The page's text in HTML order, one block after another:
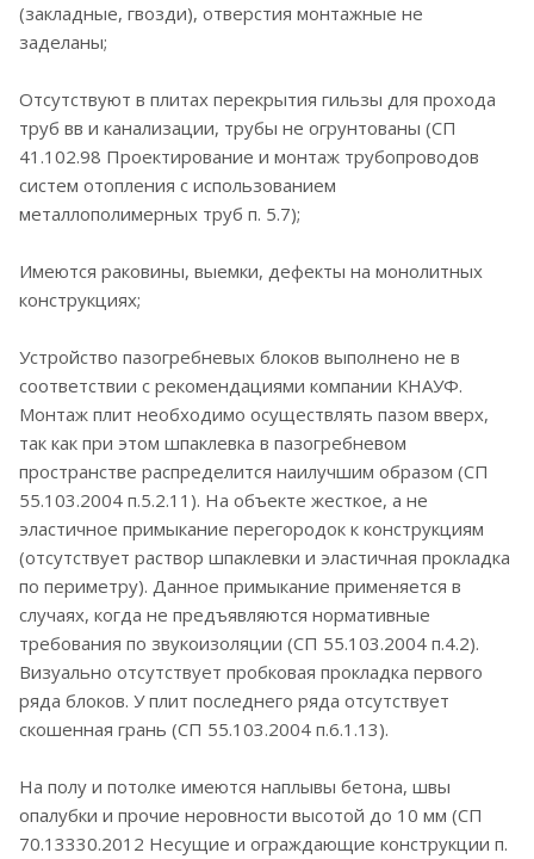
(закладные, гвозди), отверстия монтажные не
заделаны;
Отсутствуют в плитах перекрытия гильзы для прохода
труб вв и канализации, трубы не огрунтованы (СП
41.102.98 Проектирование и монтаж трубопроводов
систем отопления с использованием
металлополимерных труб п. 5.7);
Имеются раковины, выемки, дефекты на монолитных
конструкциях;
Устройство пазогребневых блоков выполнено не в
соответствии с рекомендациями компании КНАУФ.
Монтаж плит необходимо осуществлять пазом вверх,
так как при этом шпаклевка в пазогребневом
пространстве распределится наилучшим образом (СП
55.103.2004 п.5.2.11). На объекте жесткое, а не
эластичное примыкание перегородок к конструкциям
(отсутствует раствор шпаклевки и эластичная прокладка
по периметру). Данное примыкание применяется в
случаях, когда не предъявляются нормативные
требования по звукоизоляции (СП 55.103.2004 п.4.2).
Визуально отсутствует пробковая прокладка первого
ряда блоков. У плит последнего ряда отсутствует
скошенная грань (СП 55.103.2004 п.6.1.13).
На полу и потолке имеются наплывы бетона, швы
опалубки и прочие неровности высотой до 10 мм (СП
70.13330.2012 Несущие и ограждающие конструкции п.